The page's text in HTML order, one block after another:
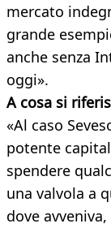
mercato
grande
anche senza
oggi».
A cosa si
«Al caso
potente
spendere
una valvola a
dove